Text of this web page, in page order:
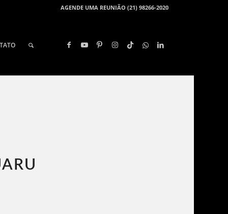
AGENDE UMA REUNIÃO (21) 98266-2020